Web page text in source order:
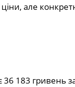
але
183 гривень